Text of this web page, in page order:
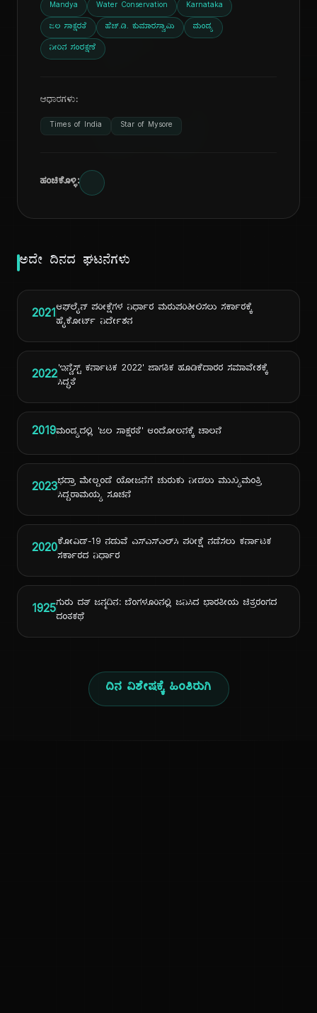
ದಿ
Mandya Water Conservation Karnataka
ಜಲ ಸಾಕ್ಷರತೆ ಹೆಚ್.ಡಿ. ಕುಮಾರಸ್ವಾಮಿ ಮಂಡ್ಯ
ನೀರಿನ ಸಂರಕ್ಷಣೆ
ಆಧಾರಗಳು:
Times of India Star of Mysore
ಹಂಚಿಕೊಳ್ಳಿ:
ಅದೇ ದಿನದ ಘಟನೆಗಳು
2021ಆಫ್‌ಲೈನ್ ಪರೀಕ್ಷೆಗಳ ನಿರ್ಧಾರ ಮರುಪರಿಶೀಲಿಸಲು ಸರ್ಕಾರಕ್ಕೆ
ಹೈಕೋರ್ಟ್ ನಿರ್ದೇಶನ
2022'ಇನ್ವೆಸ್ಟ್ ಕರ್ನಾಟಕ 2022' ಜಾಗತಿಕ ಹೂಡಿಕೆದಾರರ ಸಮಾವೇಶಕ್ಕೆ
ಸಿದ್ಧತೆ
2019ಮಂಡ್ಯದಲ್ಲಿ 'ಜಲ ಸಾಕ್ಷರತೆ' ಆಂದೋಲನಕ್ಕೆ ಚಾಲನೆ
2023ಭದ್ರಾ ಮೇಲ್ದಂಡೆ ಯೋಜನೆಗೆ ಚುರುಕು ನೀಡಲು ಮುಖ್ಯಮಂತ್ರಿ
ಸಿದ್ದರಾಮಯ್ಯ ಸೂಚನೆ
2020ಕೋವಿಡ್-19 ನಡುವೆ ಎಸ್‌ಎಸ್‌ಎಲ್‌ಸಿ ಪರೀಕ್ಷೆ ನಡೆಸಲು ಕರ್ನಾಟಕ
ಸರ್ಕಾರದ ನಿರ್ಧಾರ
1925ಗುರು ದತ್ ಜನ್ಮದಿನ: ಬೆಂಗಳೂರಿನಲ್ಲಿ ಜನಿಸಿದ ಭಾರತೀಯ ಚಿತ್ರರಂಗದ
ದಂತಕಥೆ
ದಿನ ವಿಶೇಷಕ್ಕೆ ಹಿಂತಿರುಗಿ